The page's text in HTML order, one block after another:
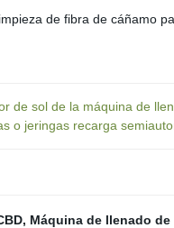
de fibra de cáñamo
de sol de la máquina de
o jeringas recarga
, Máquina de llenado